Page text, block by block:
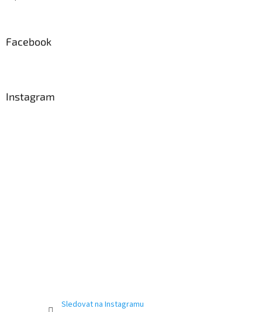
Facebook
Instagram
Sledovat na Instagramu